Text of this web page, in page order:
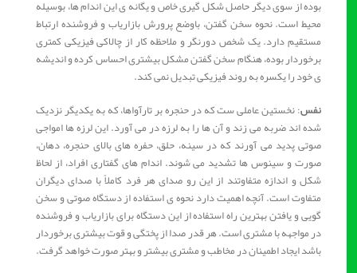
بوده از سوی دیگر حاصل شکل گیری خاص و یگانه ی این اندام ها، بوسیله
محیط است. نحوه سخن گفتن، باوضع پرورش بازاریاب و فروشنده ارتباط
مستقیم دارد. یک شخص دورنگر و ملاحظه کار از چالاکی فیزیکی کمتری
برخوردار بوده، هنگام سخن گفتن مشکل بیشتری احساس کرده و اندیشه
ی خود را یکسره به روند فیزیکی تبدیل نمی کند.
نفس: نخستین عاملی ست که در حنجره بر تارآواها، که به یکدیگر نزدیک
شده اند ضربه می زند و آن ها را به لرزه در می آورد. این لرزه ها امواجی
صوتی پدید می آورند که در سینه، حلق، حفره های بالای حنجره، دهان،
صورت و سینوس ها تشدید می شوند. اندام های گفتاری افراد، از لحاظ
شکل و اندازه متفاوتند از این رو صدای هر فرد کاملاً با صدای دیگران
متفاوت است. آنچه اهمیت دارد نحوه ی استفاده از دستگاه صوتی و سخن
گویی و یافتن بهترین راه استفاده از این دستگاه برای بازاریاب و فروشنده
در مواجهه با مشتری است. هر قدر صدا از پختگی و قوت بیشتری برخوردار
باشد ایجاد اطمینان در مخاطب و مشتری بیشتر و بهتر صورت خواهد گرفت.